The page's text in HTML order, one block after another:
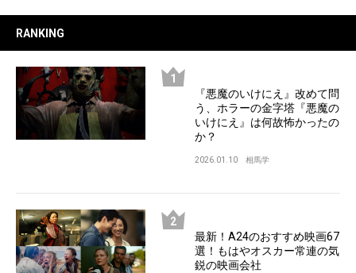
RANKING
『悪魔のいけにえ』改めて問
う、ホラーの金字塔『悪魔の
いけにえ』は何故怖かったの
か？
2026.01.10 相馬学
最新！A24のおすすめ映画67
選！もはやオスカー常連の気
鋭の映画会社